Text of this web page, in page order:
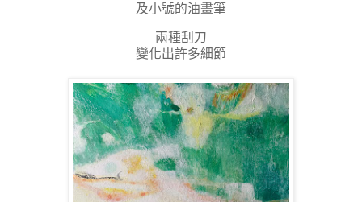
及小號的油畫筆
兩種刮刀
變化出許多細節